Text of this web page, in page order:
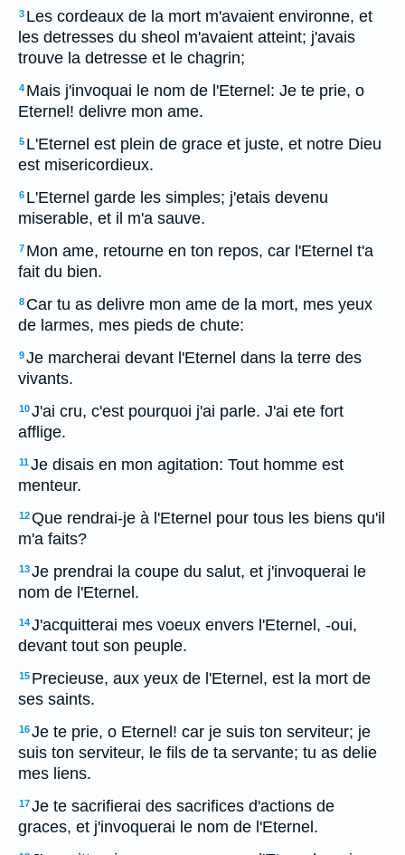
3 Les cordeaux de la mort m'avaient environne, et
les detresses du sheol m'avaient atteint; j'avais
trouve la detresse et le chagrin;
4 Mais j'invoquai le nom de l'Eternel: Je te prie, o
Eternel! delivre mon ame.
5 L'Eternel est plein de grace et juste, et notre Dieu
est misericordieux.
6 L'Eternel garde les simples; j'etais devenu
miserable, et il m'a sauve.
7 Mon ame, retourne en ton repos, car l'Eternel t'a
fait du bien.
8 Car tu as delivre mon ame de la mort, mes yeux
de larmes, mes pieds de chute:
9Je marcherai devant l'Eternel dans la terre des
vivants.
10J'ai cru, c'est pourquoi j'ai parle. J'ai ete fort
afflige.
11Je disais en mon agitation: Tout homme est
menteur.
12Que rendrai-je à l'Eternel pour tous les biens qu'il
m'a faits?
13Je prendrai la coupe du salut, et j'invoquerai le
nom de l'Eternel.
14J'acquitterai mes voeux envers l'Eternel, -oui,
devant tout son peuple.
15 Precieuse, aux yeux de l'Eternel, est la mort de
ses saints.
16Je te prie, o Eternel! car je suis ton serviteur; je
suis ton serviteur, le fils de ta servante; tu as delie
mes liens.
17Je te sacrifierai des sacrifices d'actions de
graces, et j'invoquerai le nom de l'Eternel.